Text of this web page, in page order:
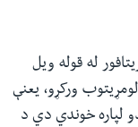
له قوله ویل
ورکړو، یعنې
لپاره خوندي دي د